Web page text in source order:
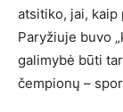
atsitiko, jai,
Paryžiuje buvo
galimybė būti
čempionų –